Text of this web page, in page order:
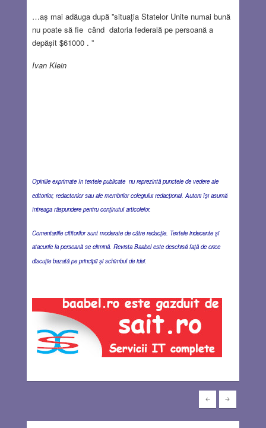
…aș mai adăuga după ”situația Statelor Unite numai bună
nu poate să fie când datoria federală pe persoană a
depășit $61000 . ”
Ivan Klein
Opiniile exprimate în textele publicate nu reprezintă punctele de vedere ale
editorilor, redactorilor sau ale membrilor colegiului redacţional. Autorii îşi asumă
întreaga răspundere pentru conţinutul articolelor.
Comentariile cititorilor sunt moderate de către redacţie. Textele indecente şi
atacurile la persoană se elimină. Revista Baabel este deschisă faţă de orice
discuţie bazată pe principii şi schimbul de idei.